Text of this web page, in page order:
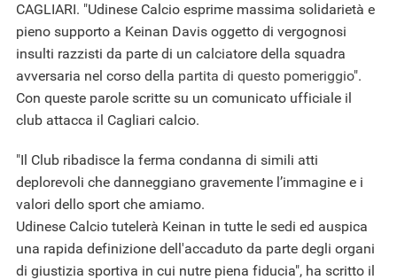
CAGLIARI. "Udinese Calcio esprime massima solidarietà e
pieno supporto a Keinan Davis oggetto di vergognosi
insulti razzisti da parte di un calciatore della squadra
avversaria nel corso della partita di questo pomeriggio".
Con queste parole scritte su un comunicato ufficiale il
club attacca il Cagliari calcio.
"Il Club ribadisce la ferma condanna di simili atti
deplorevoli che danneggiano gravemente l’immagine e i
valori dello sport che amiamo.
Udinese Calcio tutelerà Keinan in tutte le sedi ed auspica
una rapida definizione dell'accaduto da parte degli organi
di giustizia sportiva in cui nutre piena fiducia", ha scritto il